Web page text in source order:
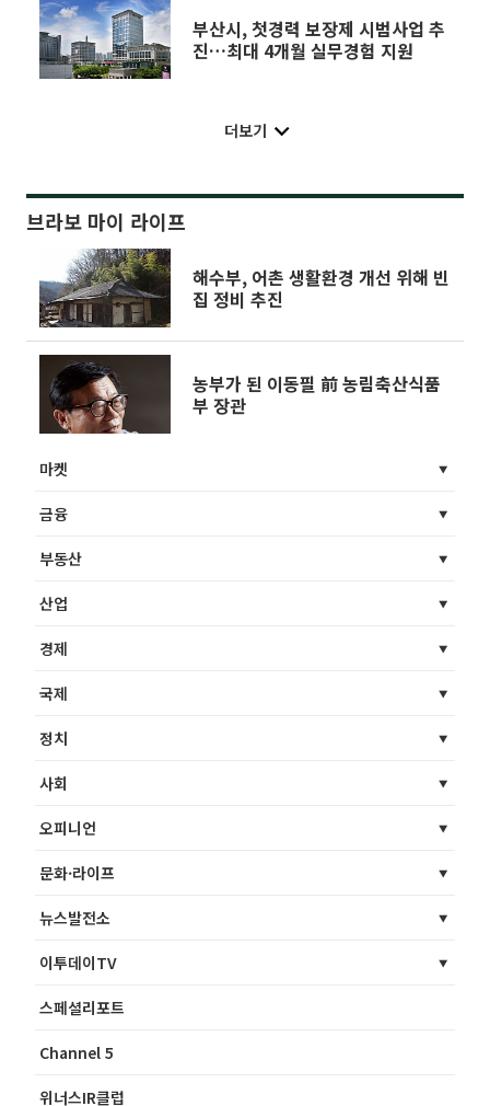
부산시, 첫경력 보장제 시범사업 추
진…최대 4개월 실무경험 지원
더보기
브라보 마이 라이프
해수부, 어촌 생활환경 개선 위해 빈
집 정비 추진
농부가 된 이동필 前 농림축산식품
부 장관
마켓
금융
부동산
산업
경제
국제
정치
사회
오피니언
문화·라이프
뉴스발전소
이투데이TV
스페셜리포트
Channel 5
위너스IR클럽